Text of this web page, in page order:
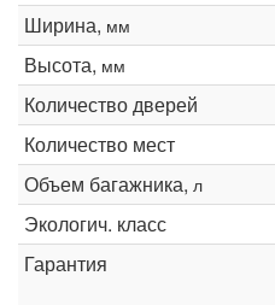
Ширина, мм
Высота, мм
Количество дверей
Количество мест
Объем багажника, л
Экологич. класс
Гарантия